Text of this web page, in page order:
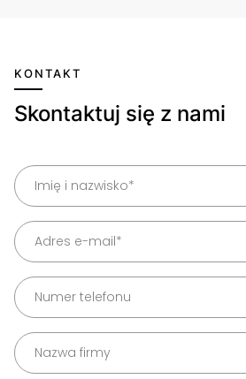
KONTAKT
Skontaktuj się z nami